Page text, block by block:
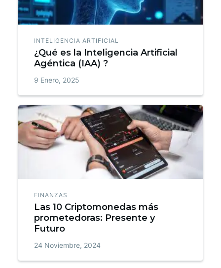
INTELIGENCIA ARTIFICIAL
¿Qué es la Inteligencia Artificial
Agéntica (IAA) ?
9 Enero, 2025
FINANZAS
Las 10 Criptomonedas más
prometedoras: Presente y
Futuro
24 Noviembre, 2024